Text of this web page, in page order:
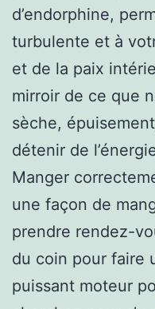
d’endorphine,
turbulente et à
et de la paix
mirroir de ce que
sèche,
détenir de
Manger
une façon de
prendre rendez-
du coin pour faire
puissant moteur